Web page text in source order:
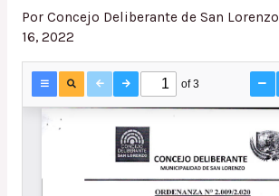
Por Concejo Deliberante de San Lorenzo
16, 2022